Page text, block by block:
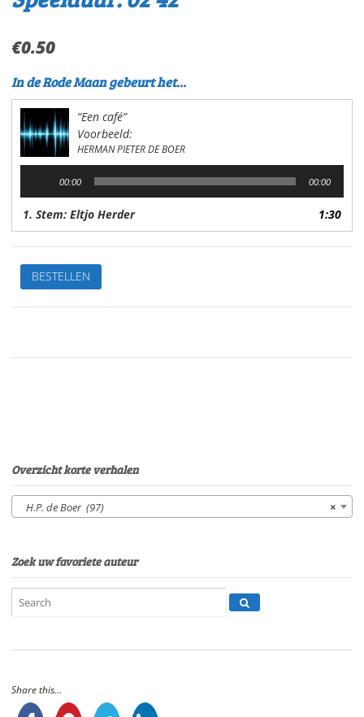
€0.50
In de Rode Maan gebeurt het…
“Een café”
Voorbeeld:
HERMAN PIETER DE BOER
00:00 00:00
1. Stem: Eltjo Herder 1:30
Een
caféVan:
H.P.
Eltjo
BESTELLEN
Overzicht korte verhalen
×
H.P. de Boer (97)
Zoek uw favoriete auteur
Share this...